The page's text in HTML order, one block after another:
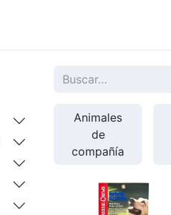
Animales
de
compañía